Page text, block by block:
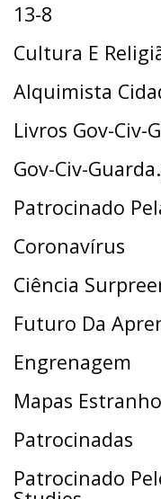
13-8
Cultura E
Alquimista
Livros Gov-Civ-
Gov-Civ-
Patrocinado
Coronavírus
Ciência
Futuro Da
Engrenagem
Mapas
Patrocinadas
Patrocinado